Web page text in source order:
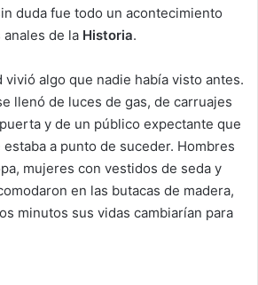
duda fue todo un acontecimiento
de la Historia.
vivió algo que nadie había visto antes.
llenó de luces de gas, de carruajes
y de un público expectante que
a punto de suceder. Hombres
mujeres con vestidos de seda y
en las butacas de madera,
minutos sus vidas cambiarían para